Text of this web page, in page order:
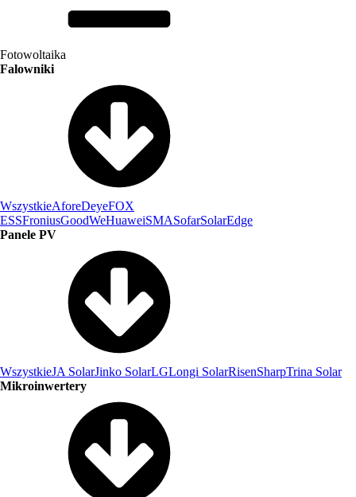
Fotowoltaika
Falowniki
WszystkieAforeDeyeFOX
ESSFroniusGoodWeHuaweiSMASofarSolarEdge
Panele PV
WszystkieJA SolarJinko SolarLGLongi SolarRisenSharpTrina Solar
Mikroinwertery